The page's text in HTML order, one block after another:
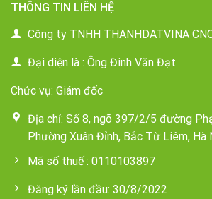
THÔNG TIN LIÊN HỆ
Công ty TNHH THANHDATVINA
Đại diện là : Ông Đinh Văn Đạt
Chức vụ: Giám đốc
Địa chỉ: Số 8, ngõ 397/2/5 đường
Phường Xuân Đỉnh, Bắc Từ Liêm, Hà
Mã số thuế : 0110103897
Đăng ký lần đầu: 30/8/2022